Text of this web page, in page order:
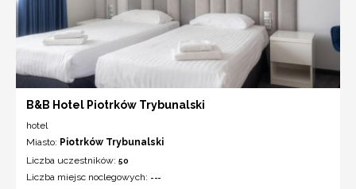
B&B Hotel Piotrków Trybunalski
hotel
Miasto: Piotrków Trybunalski
Liczba uczestników: 50
Liczba miejsc noclegowych: ---